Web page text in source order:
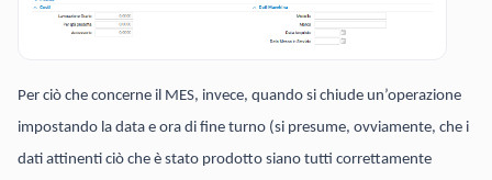
Per ciò che concerne il MES, invece, quando si chiude un’operazione
impostando la data e ora di fine turno (si presume, ovviamente, che i
dati attinenti ciò che è stato prodotto siano tutti correttamente